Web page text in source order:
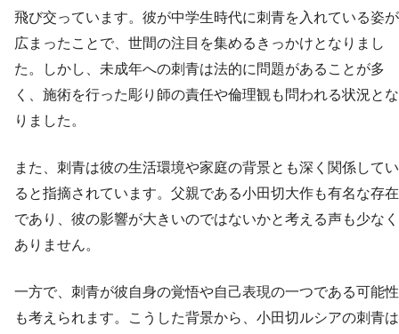
飛び交っています。彼が中学生時代に刺青を入れている姿が
広まったことで、世間の注目を集めるきっかけとなりまし
た。しかし、未成年への刺青は法的に問題があることが多
く、施術を行った彫り師の責任や倫理観も問われる状況とな
りました。
また、刺青は彼の生活環境や家庭の背景とも深く関係してい
ると指摘されています。父親である小田切大作も有名な存在
であり、彼の影響が大きいのではないかと考える声も少なく
ありません。
一方で、刺青が彼自身の覚悟や自己表現の一つである可能性
も考えられます。こうした背景から、小田切ルシアの刺青は